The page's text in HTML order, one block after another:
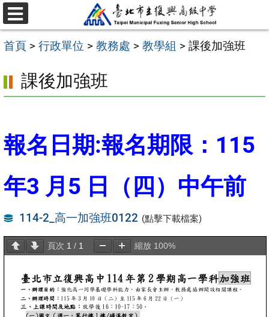
跳
至
主
內
區
選
單
首頁 > 行政單位 > 教務處 > 教學組 > 課後加強班
課後加強班
報名日期:報名期限：115
年3 月5 日（四）中午前
114-2_高一加強班0122 (點擊下載檔案)
頁次 1 / 1 縮放 100%